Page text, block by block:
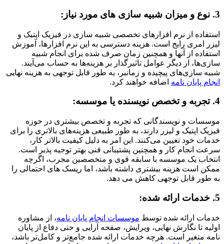
3. نوع و میزان شبیه سازی های مورد نیاز:
استفاده از نرم افزارهای تخصصی شبیه سازی در فیزیک اپتیک و
لیزر امری رایج است. هزینه دسترسی به این نرم افزارها، آموزش
استفاده از آنها و همچنین زمان صرف شده برای انجام شبیه
سازی‌ها، از دیگر عوامل تاثیرگذار بر هزینه‌ها به حساب می‌آیند.
شبیه سازی‌های پیچیده و زمانبر، به طور قابل توجهی به هزینه نهایی
انجام پایان نامه اضافه خواهند کرد.
4. تجربه و تخصص نویسنده یا موسسه:
موسسات و نویسندگانی که تجربه و تخصص بیشتری در حوزه
فیزیک اپتیک و لیزر دارند، به طور طبیعی هزینه‌های بالاتری را برای
خدمات خود تعیین می‌کنند. این امر به دلیل کیفیت بالاتر کار،
سرعت انجام کار و همچنین پشتیبانی فنی بهتر توجیه پذیر است.
انتخاب یک موسسه با سابقه قوی و متخصصین مجرب، اگرچه
ممکن است هزینه بیشتری داشته باشد، اما ریسک های احتمالی را
به طور قابل توجهی کاهش می دهد.
5. خدمات ارائه شده:
خدمات ارائه شده توسط موسسات انجام پایان نامه، از مشاوره
اولیه تا نگارش نهایی، ویرایش، صفحه آرایی و حتی دفاع از پایان
نامه متغیر است. هرچه خدمات ارائه شده جامع‌تر و کامل‌تر باشد،